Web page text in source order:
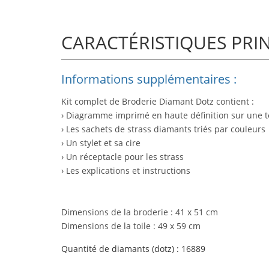
CARACTÉRISTIQUES
Informations supplémentaires :
Kit complet de Broderie Diamant Dotz contient :
› Diagramme imprimé en haute définition sur une
› Les sachets de strass diamants triés par couleurs
› Un stylet et sa cire
› Un réceptacle pour les strass
› Les explications et instructions
Dimensions de la broderie : 41 x 51 cm
Dimensions de la toile : 49 x 59 cm
Quantité de diamants (dotz) : 16889